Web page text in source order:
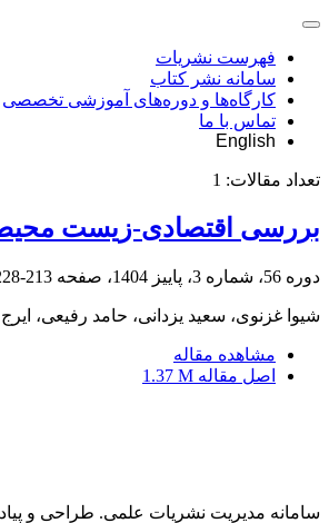
فهرست نشریات
سامانه نشر کتاب
کارگاه‌ها و دوره‌های آموزشی تخصصی
تماس با ما
English
تعداد مقالات: 1
بررسی اقتصادی-زیست
دوره 56، شماره 3، پاییز 1404، صفحه 213-228
شیوا غزنوی، سعید یزدانی، حامد رفیعی،
مشاهده مقاله
اصل مقاله 1.37 M
سامانه مدیریت نشریات علمی. طراحی و